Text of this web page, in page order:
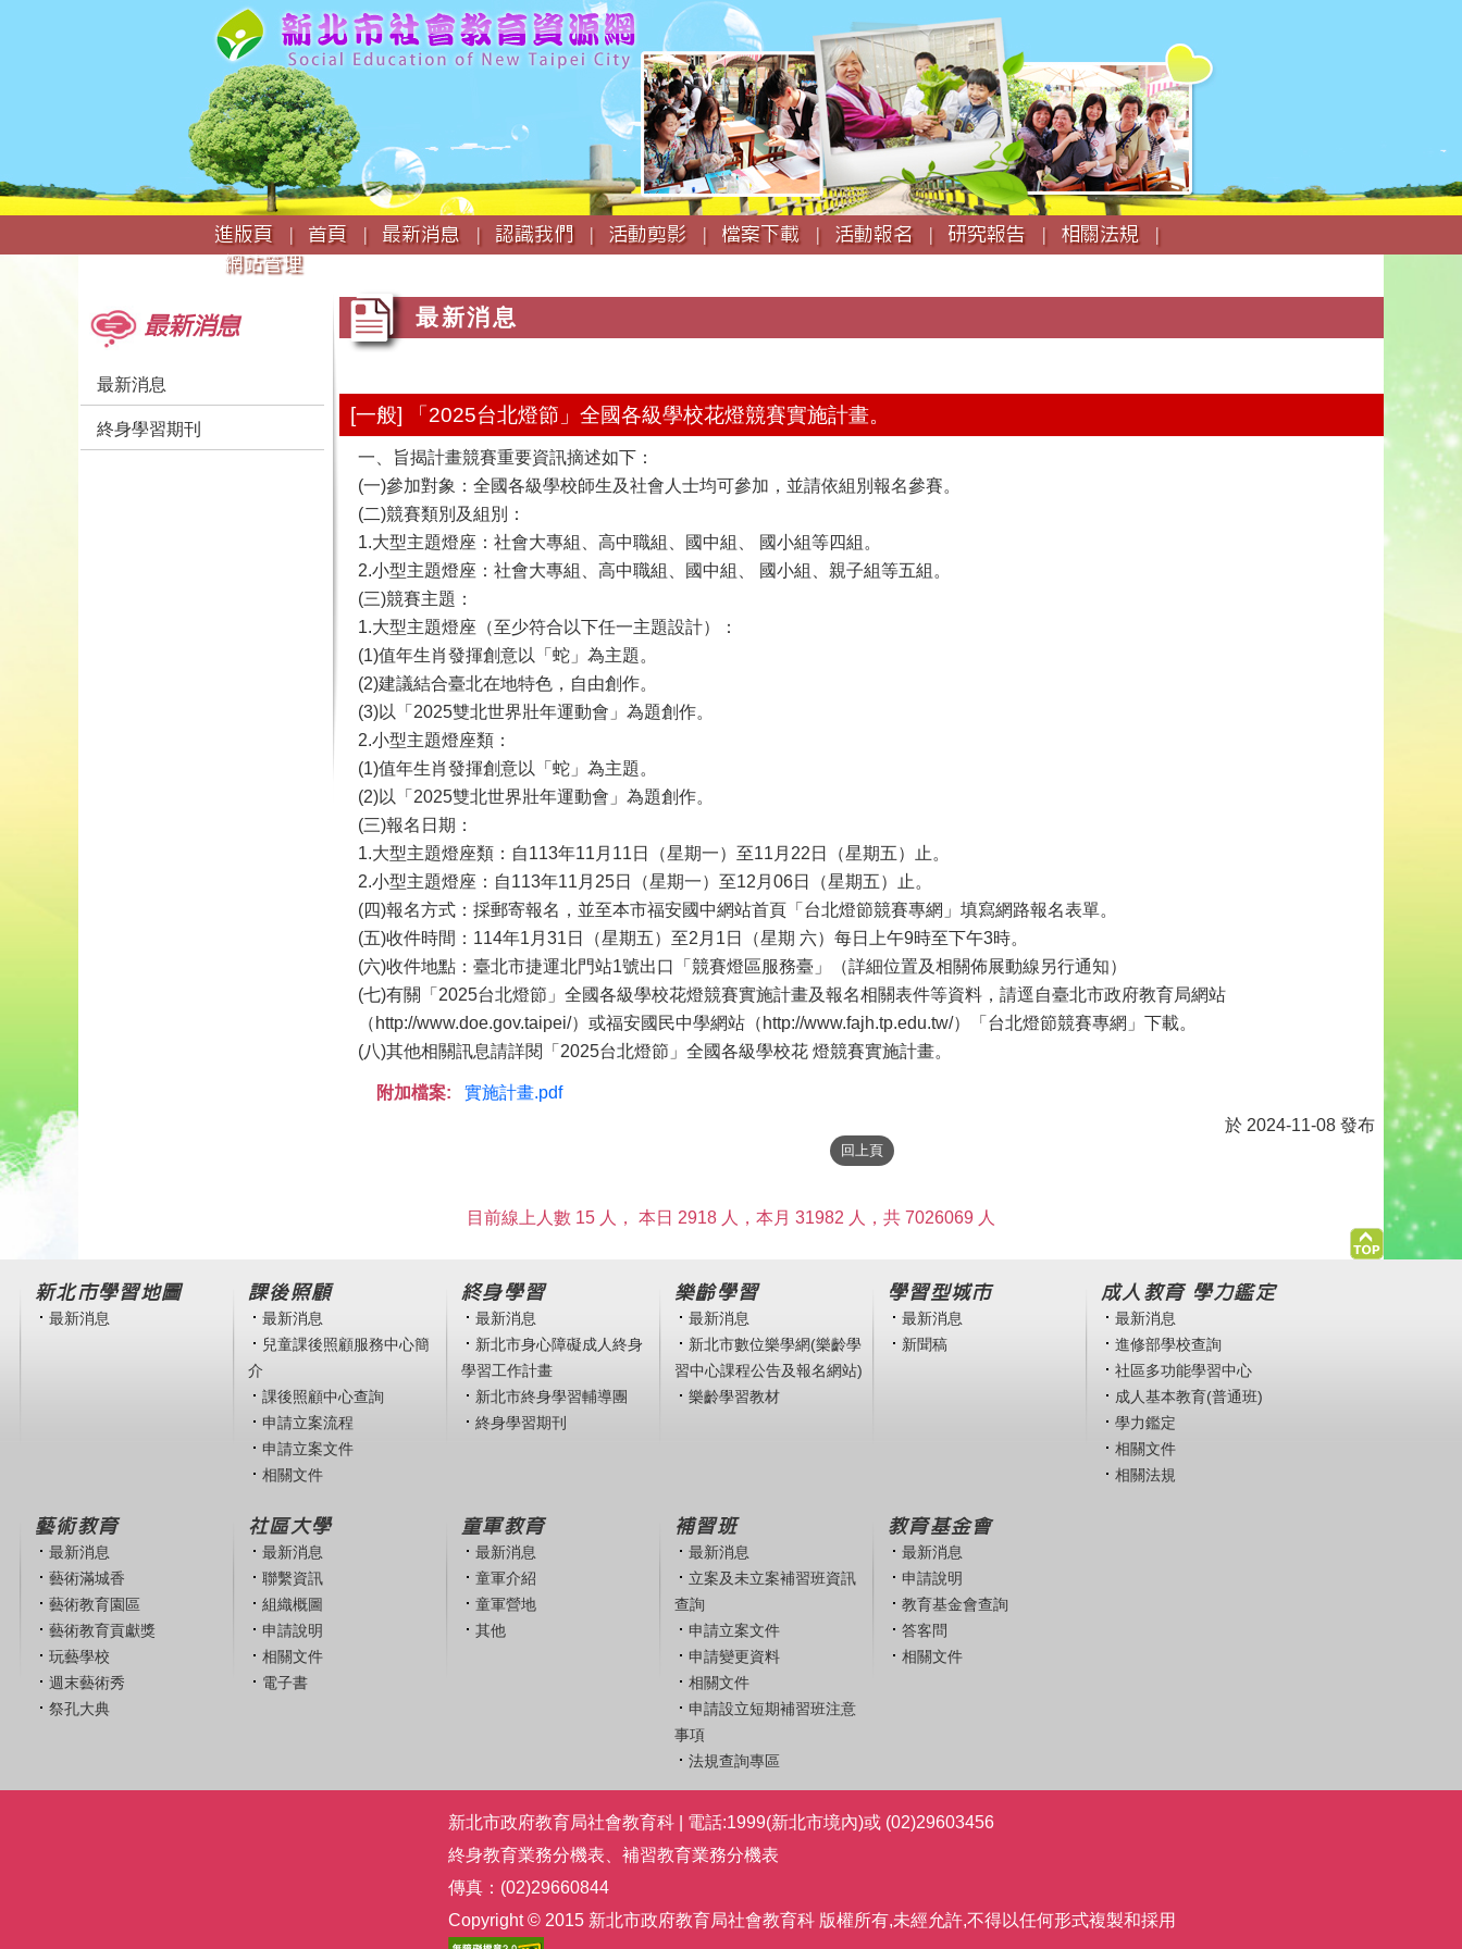
跳
到
主
要
內
容
:::
進版頁 |
首頁 | 最新消息 | 認識我們 | 活動剪影 | 檔案下載 | 活動報名 | 研究報告 |
相關法規 |
網站管理
最新消息
最新消息
終身學習期刊
最新消息
[一般] 「2025台北燈節」全國各級學校花燈競賽實施計畫。
一、旨揭計畫競賽重要資訊摘述如下：
(一)參加對象：全國各級學校師生及社會人士均可參加，並請依組別報名參賽。
(二)競賽類別及組別：
1.大型主題燈座：社會大專組、高中職組、國中組、 國小組等四組。
2.小型主題燈座：社會大專組、高中職組、國中組、 國小組、親子組等五組。
(三)競賽主題：
1.大型主題燈座（至少符合以下任一主題設計）：
(1)值年生肖發揮創意以「蛇」為主題。
(2)建議結合臺北在地特色，自由創作。
(3)以「2025雙北世界壯年運動會」為題創作。
2.小型主題燈座類：
(1)值年生肖發揮創意以「蛇」為主題。
(2)以「2025雙北世界壯年運動會」為題創作。
(三)報名日期：
1.大型主題燈座類：自113年11月11日（星期一）至11月22日（星期五）止。
2.小型主題燈座：自113年11月25日（星期一）至12月06日（星期五）止。
(四)報名方式：採郵寄報名，並至本市福安國中網站首頁「台北燈節競賽專網」填寫網路報名表單。
(五)收件時間：114年1月31日（星期五）至2月1日（星期 六）每日上午9時至下午3時。
(六)收件地點：臺北市捷運北門站1號出口「競賽燈區服務臺」（詳細位置及相關佈展動線另行通知）
(七)有關「2025台北燈節」全國各級學校花燈競賽實施計畫及報名相關表件等資料，請逕自臺北市政府教育局網站
（http://www.doe.gov.taipei/）或福安國民中學網站（http://www.fajh.tp.edu.tw/）「台北燈節競賽專網」下載。
(八)其他相關訊息請詳閱「2025台北燈節」全國各級學校花 燈競賽實施計畫。
附加檔案:
實施計畫.pdf
於 2024-11-08 發布
目前線上人數 15 人， 本日 2918 人，本月 31982 人，共 7026069 人
新北市學習地圖
最新消息
課後照顧
最新消息
兒童課後照顧服務中心簡
介
課後照顧中心查詢
申請立案流程
申請立案文件
相關文件
終身學習
最新消息
新北市身心障礙成人終身
學習工作計畫
新北市終身學習輔導團
終身學習期刊
樂齡學習
最新消息
新北市數位樂學網(樂齡學
習中心課程公告及報名網站)
樂齡學習教材
學習型城市
最新消息
新聞稿
成人教育 學力鑑定
最新消息
進修部學校查詢
社區多功能學習中心
成人基本教育(普通班)
學力鑑定
相關文件
相關法規
藝術教育
最新消息
藝術滿城香
藝術教育園區
藝術教育貢獻獎
玩藝學校
週末藝術秀
祭孔大典
社區大學
最新消息
聯繫資訊
組織概圖
申請說明
相關文件
電子書
童軍教育
最新消息
童軍介紹
童軍營地
其他
補習班
最新消息
立案及未立案補習班資訊
查詢
申請立案文件
申請變更資料
相關文件
申請設立短期補習班注意
事項
法規查詢專區
教育基金會
最新消息
申請說明
教育基金會查詢
答客問
相關文件
新北市政府教育局社會教育科 | 電話:1999(新北市境內)或 (02)29603456
終身教育業務分機表
補習教育業務分機表
傳真：(02)29660844
Copyright © 2015 新北市政府教育局社會教育科 版權所有,未經允許,不得以任何形式複製和採用